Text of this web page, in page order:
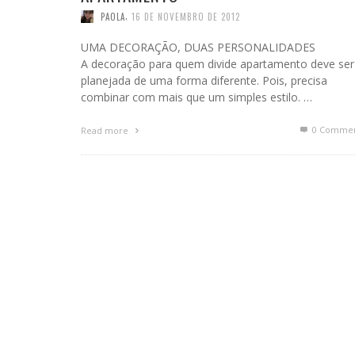
PAOLA 16 DE NOVEMBRO DE 2012
UMA DECORAÇÃO, DUAS PERSONALIDADES
A decoração para quem divide apartamento deve ser
planejada de uma forma diferente. Pois, precisa
combinar com mais que um simples estilo. …
Read more 0